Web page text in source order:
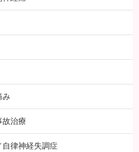
み
故治療
自律神経失調症